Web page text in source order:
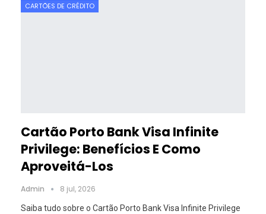
CARTÕES DE CRÉDITO
Cartão Porto Bank Visa Infinite
Privilege: Benefícios E Como
Aproveitá-Los
Admin 8 jul, 2026
Saiba tudo sobre o Cartão Porto Bank Visa Infinite Privilege